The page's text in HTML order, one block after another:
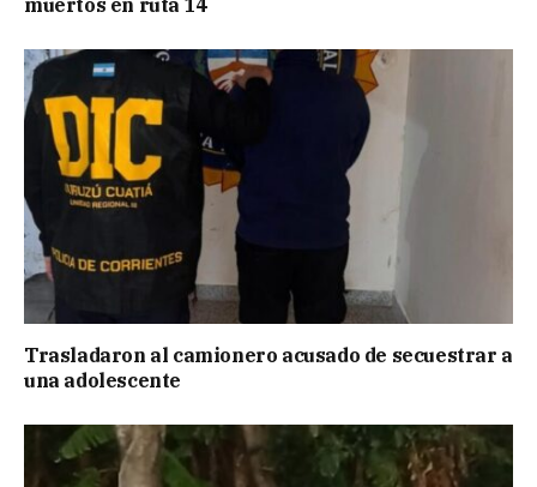
Trasladaron al camionero acusado de secuestrar a
una adolescente